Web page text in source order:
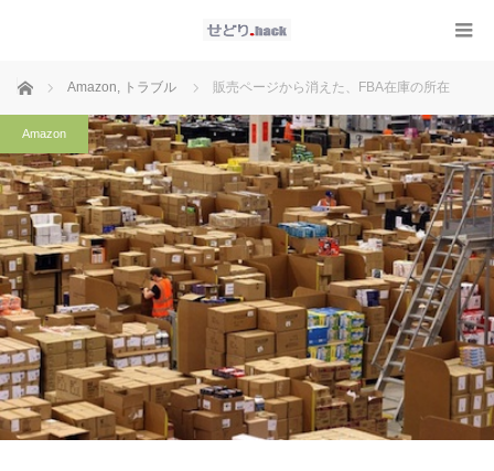
ホーム Amazon, トラブル 販売ページから消えた、FBA在庫の所在
Amazon